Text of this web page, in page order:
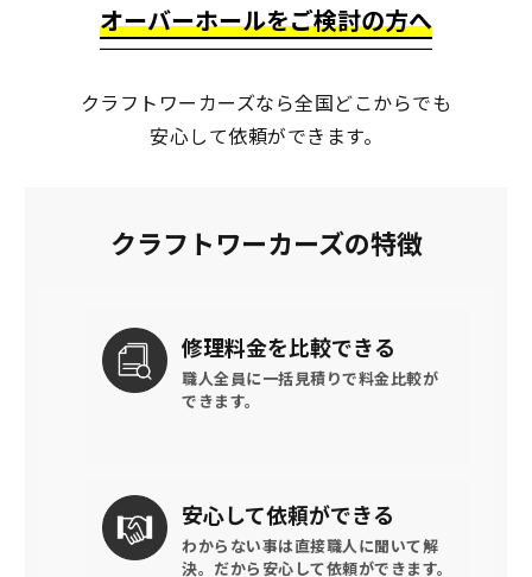
オーバーホールをご検討の方へ
クラフトワーカーズなら全国どこからでも
安心して依頼ができます。
クラフトワーカーズの特徴
修理料金を比較できる
職人全員に一括見積りで料金比較が
できます。
安心して依頼ができる
わからない事は直接職人に聞いて解
決。 だから安心して依頼ができます。